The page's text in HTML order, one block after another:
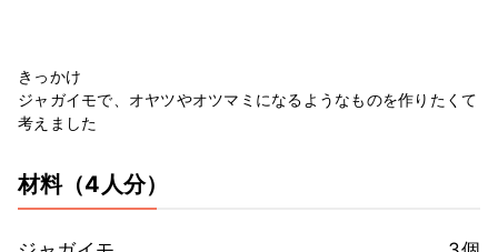
きっかけ
ジャガイモで、オヤツやオツマミになるようなものを作りたくて
考えました
材料（4人分）